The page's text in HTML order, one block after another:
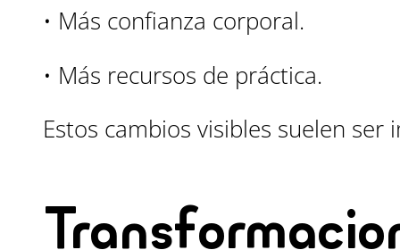
• Más confianza corporal.
• Más recursos de práctica.
Estos cambios visibles suelen